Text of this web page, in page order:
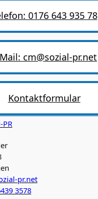
0176 643 935 78
cm@sozial-pr.net
Kontaktformular
pr.net
3578